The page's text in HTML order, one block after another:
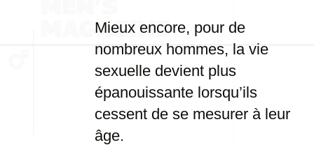
Mieux encore, pour de
nombreux hommes, la vie
sexuelle devient plus
épanouissante lorsqu’ils
cessent de se mesurer à leur
âge.